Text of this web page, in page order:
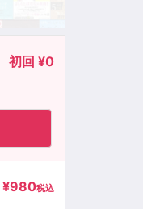
初回 ¥0
¥980税込